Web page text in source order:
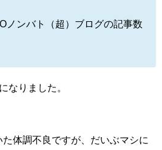
ノンバト（超）ブログの記事数
なりました。
体調不良ですが、だいぶマシに